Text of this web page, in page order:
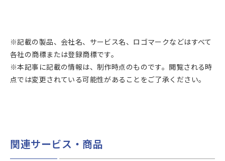
※記載の製品、会社名、サービス名、ロゴマークなどはすべて
各社の商標または登録商標です。
※本記事に記載の情報は、制作時点のものです。閲覧される時
点では変更されている可能性があることをご了承ください。
関連サービス・商品